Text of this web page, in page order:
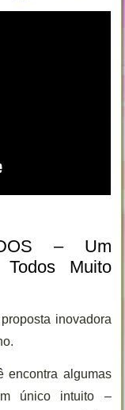
– Um
Todos Muito
inovadora
encontra algumas
único intuito –